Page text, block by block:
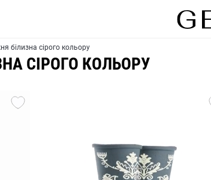
білизна сірого кольору
СІРОГО КОЛЬОРУ